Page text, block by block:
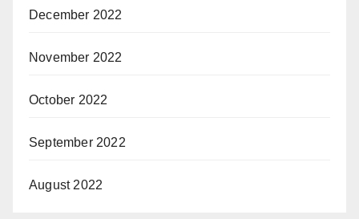
December 2022
November 2022
October 2022
September 2022
August 2022